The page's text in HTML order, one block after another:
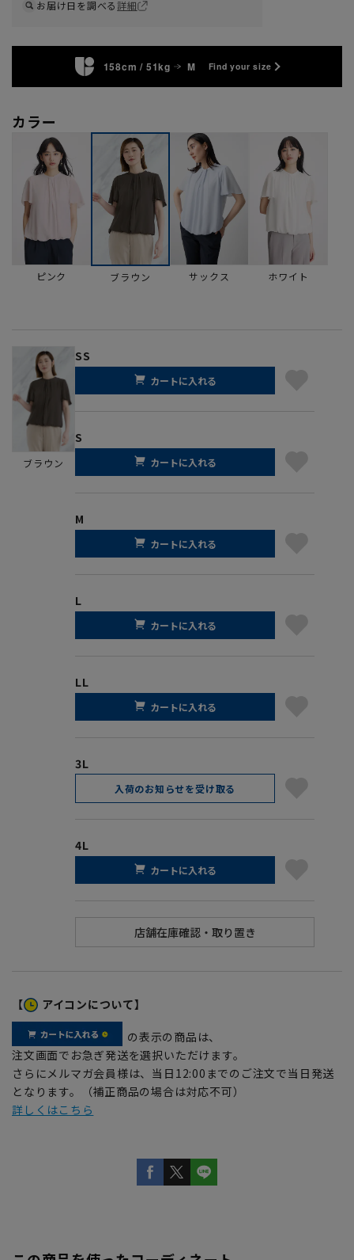
お届け日を調べる詳細
158cm / 51kg M Find your size
カラー
ピンク ブラウン サックス ホワイト
ブラウン
SS
カートに入れる
S
カートに入れる
M
カートに入れる
L
カートに入れる
LL
カートに入れる
3L
入荷のお知らせを受け取る
4L
カートに入れる
【 アイコンについて】
の表示の商品は、
注文画面でお急ぎ発送を選択いただけます。
さらにメルマガ会員様は、当日12:00までのご注文で当日発送
となります。（補正商品の場合は対応不可）
詳しくはこちら